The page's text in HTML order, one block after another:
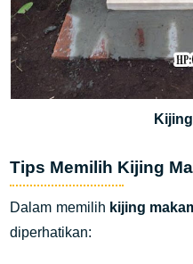
Tips Memilih Kijing
Dalam memilih kijing
diperhatikan: